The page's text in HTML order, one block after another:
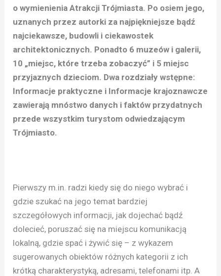
o wymienienia Atrakcji Trójmiasta. Po osiem jego,
uznanych przez autorki za najpiękniejsze bądź
najciekawsze, budowli i ciekawostek
architektonicznych. Ponadto 6 muzeów i galerii,
10 „miejsc, które trzeba zobaczyć” i 5 miejsc
przyjaznych dzieciom. Dwa rozdziały wstępne:
Informacje praktyczne i Informacje krajoznawcze
zawierają mnóstwo danych i faktów przydatnych
przede wszystkim turystom odwiedzającym
Trójmiasto.
Pierwszy m.in. radzi kiedy się do niego wybrać i
gdzie szukać na jego temat bardziej
szczegółowych informacji, jak dojechać bądź
dolecieć, poruszać się na miejscu komunikacją
lokalną, gdzie spać i żywić się – z wykazem
sugerowanych obiektów różnych kategorii z ich
krótką charakterystyką, adresami, telefonami itp. A